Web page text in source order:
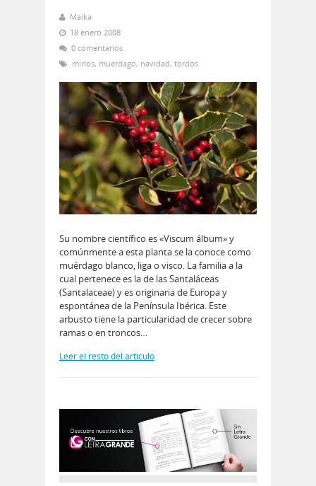
Maika
18 enero 2008
0 comentarios
mirlos, muerdago, navidad, tordos
Su nombre cientí­fico es «Viscum álbum» y
comúnmente a esta planta se la conoce como
muérdago blanco, liga o visco. La familia a la
cual pertenece es la de las Santaláceas
(Santalaceae) y es originaria de Europa y
espontánea de la Pení­nsula Ibérica. Este
arbusto tiene la particularidad de crecer sobre
ramas o en troncos…
Leer el resto del artículo